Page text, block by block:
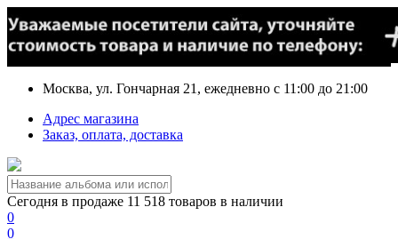
Москва, ул. Гончарная 21, ежедневно с 11:00 до 21:00
Адрес магазина
Заказ, оплата, доставка
Сегодня в продаже 11 518 товаров в наличии
0
0